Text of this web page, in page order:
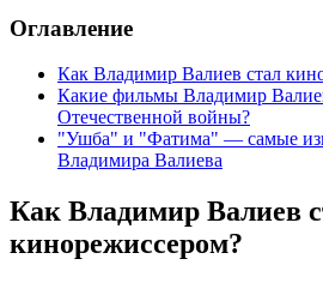
Оглавление
Как Владимир Валиев стал
Какие фильмы Владимир
Отечественной войны?
"Ушба" и "Фатима" — самые
Владимира Валиева
Как Владимир Валиев
кинорежиссером?